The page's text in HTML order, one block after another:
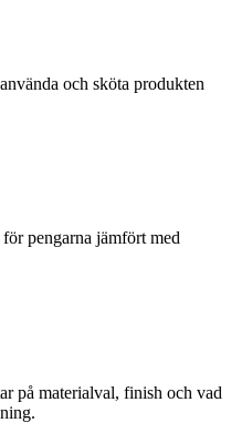
och sköta produkten
pengarna jämfört med
på materialval, finish och vad